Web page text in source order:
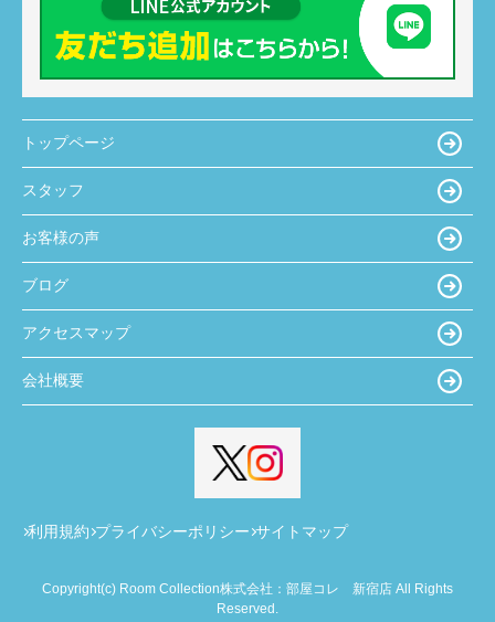
トップページ
スタッフ
お客様の声
ブログ
アクセスマップ
会社概要
利用規約 プライバシーポリシー サイトマップ
Copyright(c) Room Collection株式会社：部屋コレ 新宿店 All Rights
Reserved.